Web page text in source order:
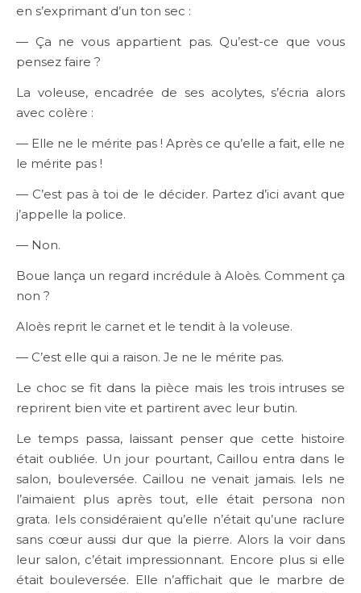
en s’exprimant d’un ton sec :
— Ça ne vous appartient pas. Qu’est-ce que vous
pensez faire ?
La voleuse, encadrée de ses acolytes, s’écria alors
avec colère :
— Elle ne le mérite pas ! Après ce qu’elle a fait, elle ne
le mérite pas !
— C’est pas à toi de le décider. Partez d’ici avant que
j’appelle la police.
— Non.
Boue lança un regard incrédule à Aloès. Comment ça
non ?
Aloès reprit le carnet et le tendit à la voleuse.
— C’est elle qui a raison. Je ne le mérite pas.
Le choc se fit dans la pièce mais les trois intruses se
reprirent bien vite et partirent avec leur butin.
Le temps passa, laissant penser que cette histoire
était oubliée. Un jour pourtant, Caillou entra dans le
salon, bouleversée. Caillou ne venait jamais. Iels ne
l’aimaient plus après tout, elle était persona non
grata. Iels considéraient qu’elle n’était qu’une raclure
sans cœur aussi dur que la pierre. Alors la voir dans
leur salon, c’était impressionnant. Encore plus si elle
était bouleversée. Elle n’affichait que le marbre de